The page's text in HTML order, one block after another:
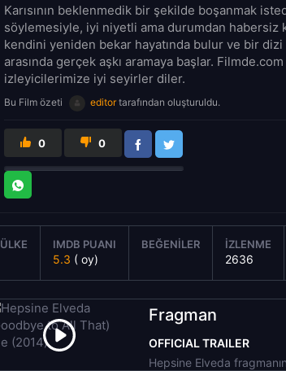
Karısının beklenmedik bir şekilde boşanmak
söylemesiyle, iyi niyetli ama durumdan habersiz
kendini yeniden bekar hayatında bulur ve bir
arasında gerçek aşkı aramaya başlar.
izleyicilerimize iyi seyirler diler.
Bu Film özeti editortarafından oluşturuldu.
0 0
ÜLKE IMDB PUANI
5.3 ( oy)
BEĞENILER İZLENME
2636
Fragman
OFFICIAL TRAILER
Hepsine Elveda